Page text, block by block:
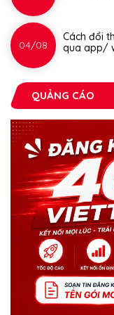
04/08
Cách đổi
qua app/
QUẢNG CÁO